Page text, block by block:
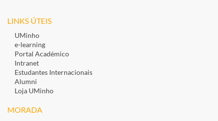
LINKS ÚTEIS
UMinho
e-learning
Portal Académico
Intranet
Estudantes Inte​rnacionais
Alumni
Loja UMinho
MORADA